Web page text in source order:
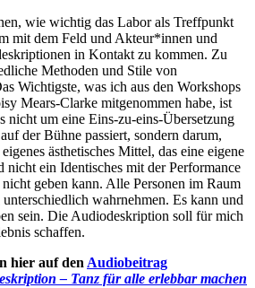
wie wichtig das Labor als Treffpunkt
mit dem Feld und Akteur*innen und
in Kontakt zu kommen. Zu
Methoden und Stile von
Wichtigste, was ich aus den Workshops
Mears-Clarke mitgenommen habe, ist
nicht um eine Eins-zu-eins-Übersetzung
der Bühne passiert, sondern darum,
ästhetisches Mittel, das eine eigene
ein Identisches mit der Performance
geben kann. Alle Personen im Raum
wahrnehmen. Es kann und
sein. Die Audiodeskription soll für mich
schaffen.
hier auf den Audiobeitrag
– Tanz für alle erlebbar machen